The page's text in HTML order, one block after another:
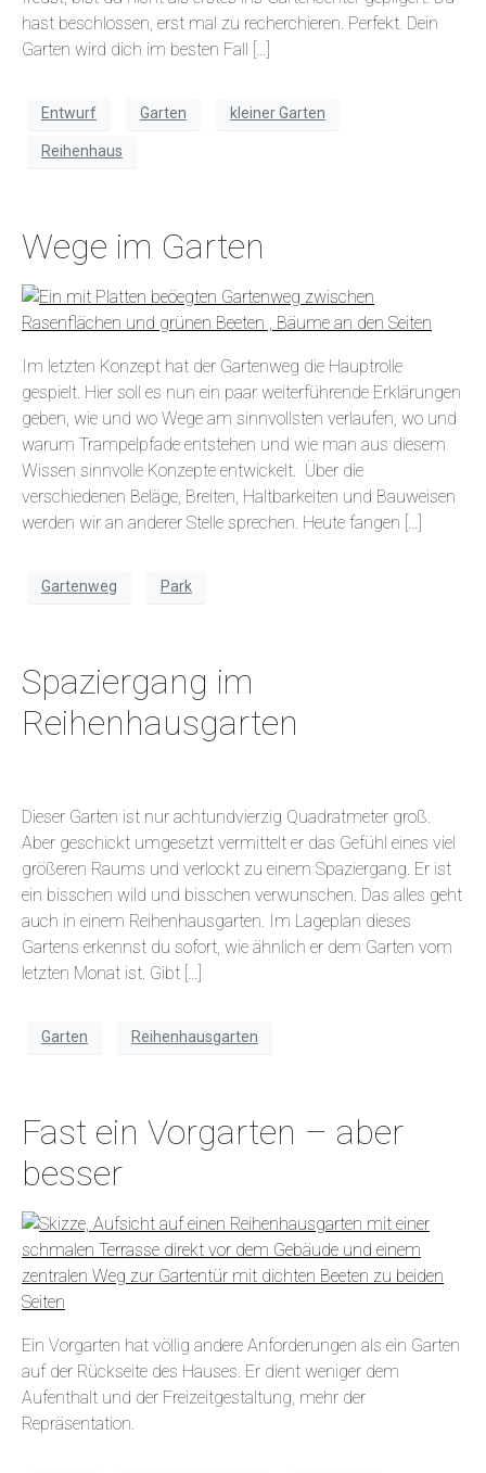
hast beschlossen, erst mal zu recherchieren. Perfekt. Dein
Garten wird dich im besten Fall […]
Entwurf Garten kleiner Garten
Reihenhaus
Wege im Garten
Im letzten Konzept hat der Gartenweg die Hauptrolle
gespielt. Hier soll es nun ein paar weiterführende Erklärungen
geben, wie und wo Wege am sinnvollsten verlaufen, wo und
warum Trampelpfade entstehen und wie man aus diesem
Wissen sinnvolle Konzepte entwickelt. Über die
verschiedenen Beläge, Breiten, Haltbarkeiten und Bauweisen
werden wir an anderer Stelle sprechen. Heute fangen […]
Gartenweg Park
Spaziergang im
Reihenhausgarten
Dieser Garten ist nur achtundvierzig Quadratmeter groß.
Aber geschickt umgesetzt vermittelt er das Gefühl eines viel
größeren Raums und verlockt zu einem Spaziergang. Er ist
ein bisschen wild und bisschen verwunschen. Das alles geht
auch in einem Reihenhausgarten. Im Lageplan dieses
Gartens erkennst du sofort, wie ähnlich er dem Garten vom
letzten Monat ist. Gibt […]
Garten Reihenhausgarten
Fast ein Vorgarten – aber
besser
Ein Vorgarten hat völlig andere Anforderungen als ein Garten
auf der Rückseite des Hauses. Er dient weniger dem
Aufenthalt und der Freizeitgestaltung, mehr der
Repräsentation.